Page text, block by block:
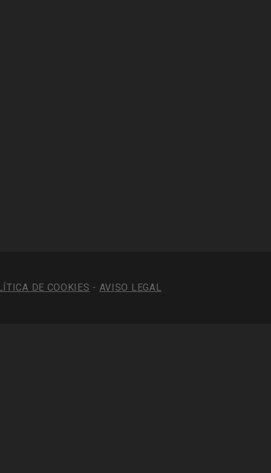
DE COOKIES - AVISO LEGAL